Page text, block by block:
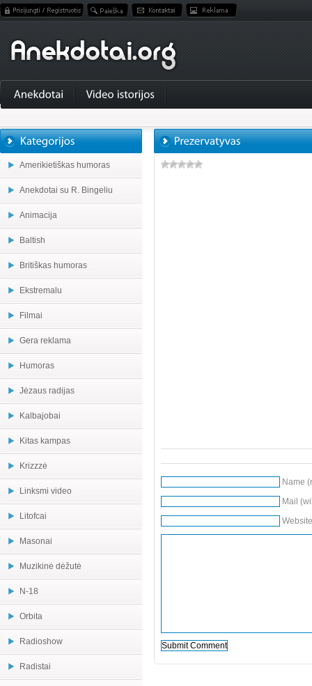
Amerikietiškas humoras
Anekdotai su R. Bingeliu
Animacija
Baltish
Britiškas humoras
Ekstremalu
Filmai
Gera reklama
Humoras
Jėzaus radijas
Kalbajobai
Kitas kampas
Krizzzė
Linksmi video
Litofcai
Masonai
Muzikinė dėžutė
N-18
Orbita
Radioshow
Radistai
Name
Mail